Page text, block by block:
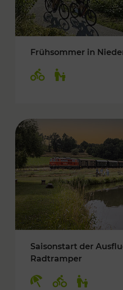
Frühsommer in
Saisonstart der
Radtramper